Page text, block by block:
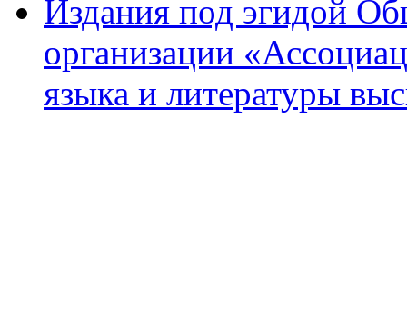
Издания под эгидой
организации
языка и литературы